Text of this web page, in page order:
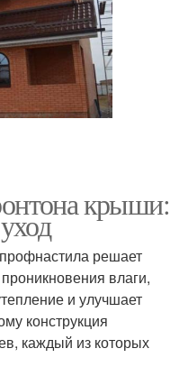
крыши:
решает
влаги,
и улучшает
конструкция
каждый из которых